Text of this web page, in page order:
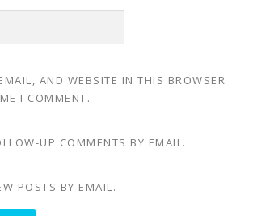
AND WEBSITE IN THIS BROWSER
I COMMENT.
UP COMMENTS BY EMAIL.
POSTS BY EMAIL.